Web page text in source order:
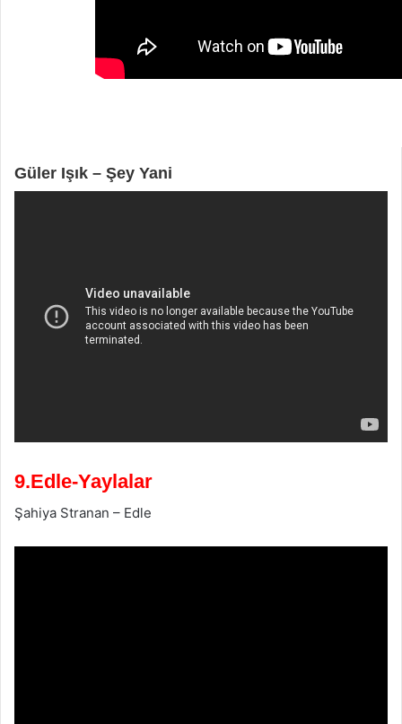
Güler Işık – Şey Yani
9.Edle-Yaylalar
Şahiya Stranan – Edle